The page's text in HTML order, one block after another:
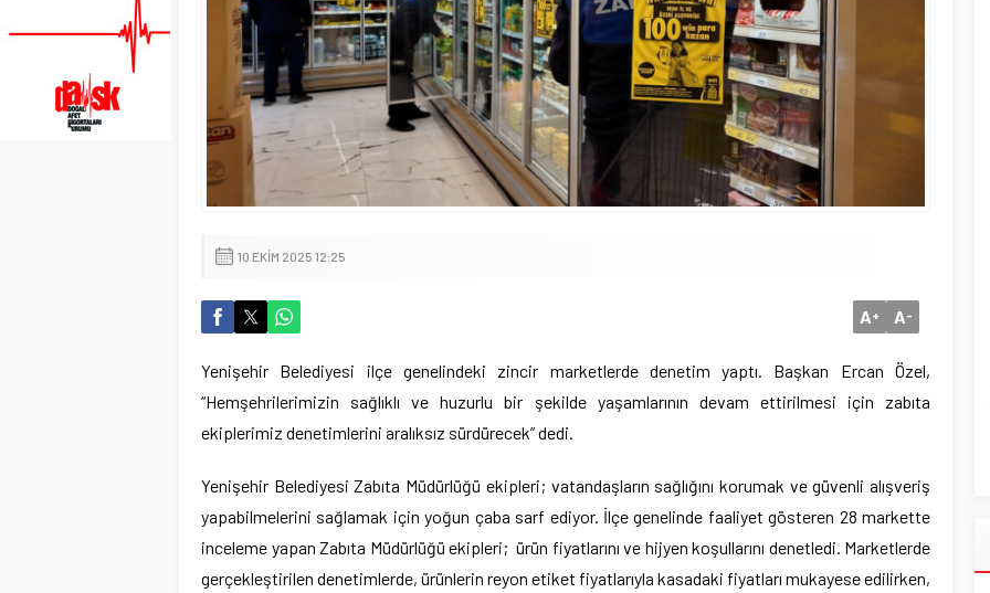
10 EKIM 2025 12:25
A+ A-
Yenişehir Belediyesi ilçe genelindeki zincir marketlerde denetim yaptı. Başkan Ercan Özel,
“Hemşehrilerimizin sağlıklı ve huzurlu bir şekilde yaşamlarının devam ettirilmesi için zabıta
ekiplerimiz denetimlerini aralıksız sürdürecek” dedi.
Yenişehir Belediyesi Zabıta Müdürlüğü ekipleri; vatandaşların sağlığını korumak ve güvenli alışveriş
yapabilmelerini sağlamak için yoğun çaba sarf ediyor. İlçe genelinde faaliyet gösteren 28 markette
inceleme yapan Zabıta Müdürlüğü ekipleri; ürün fiyatlarını ve hijyen koşullarını denetledi. Marketlerde
gerçekleştirilen denetimlerde, ürünlerin reyon etiket fiyatlarıyla kasadaki fiyatları mukayese edilirken,